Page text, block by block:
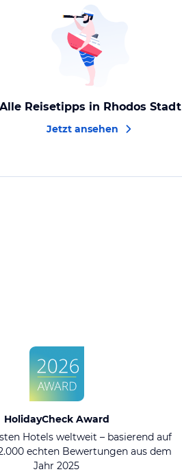
Alle Reisetipps in Rhodos Stadt
Jetzt ansehen
HolidayCheck Award
Hotels weltweit – basierend auf
echten Bewertungen aus dem
Jahr 2025